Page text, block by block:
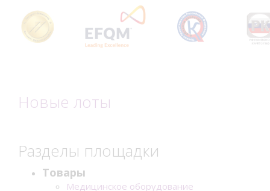
Новые лоты
Разделы площадки
Товары
Медицинское оборудование